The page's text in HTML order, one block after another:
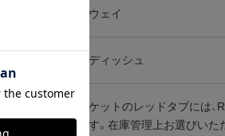
ブロウアウェイ
バングラディッシュ
※右胸ポケットのレッドタブには、
存在します。在庫管理上お選びい